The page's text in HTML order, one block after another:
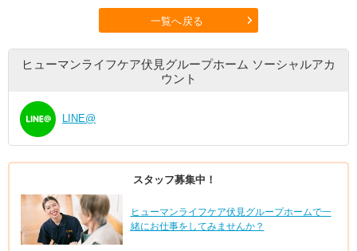
一覧へ戻る
ヒューマンライフケア伏見グループホーム ソーシャルアカ
ウント
LINE@
スタッフ募集中！
ヒューマンライフケア伏見グループホームで一
緒にお仕事をしてみませんか？